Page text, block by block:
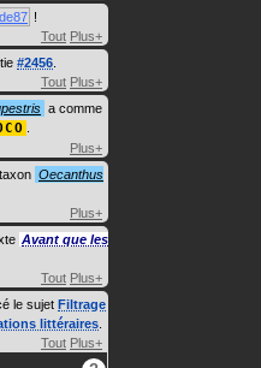
!
Tout Plus+
#2456
Tout Plus+
a comme
Plus+
Oecanthus
Plus+
Avant que les
Tout Plus+
le sujet Filtrage
littéraires
Tout Plus+